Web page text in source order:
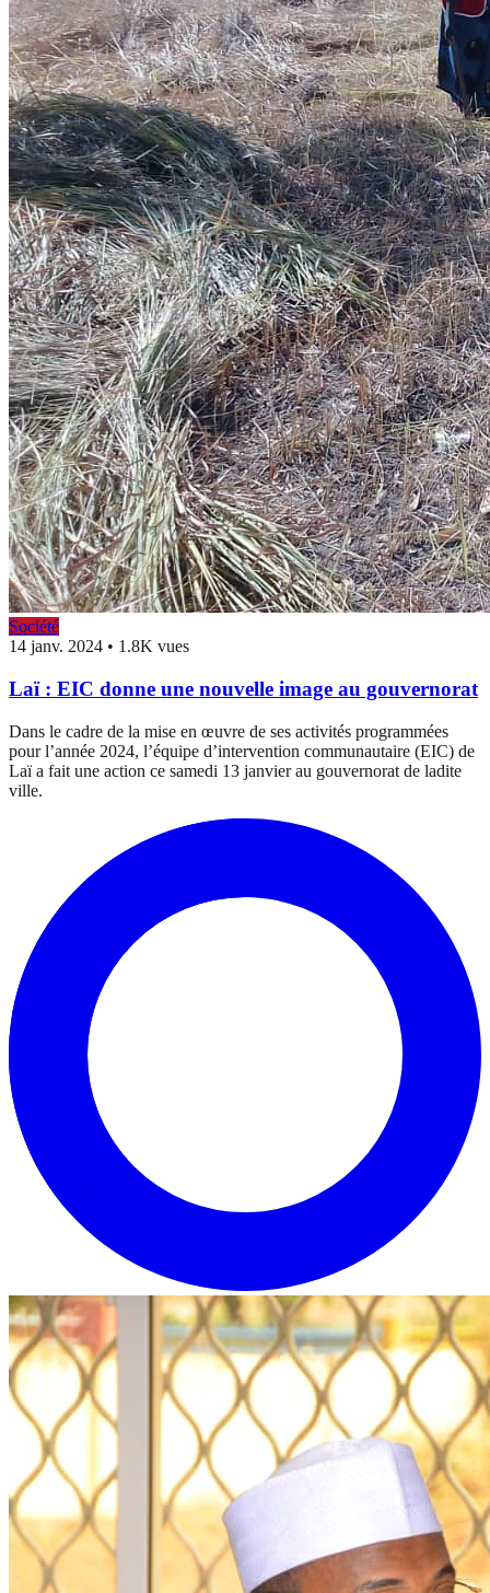
Société
14 janv. 2024 • 1.8K vues
Laï : EIC donne une nouvelle image au gouvernorat
Dans le cadre de la mise en œuvre de ses activités programmées
pour l’année 2024, l’équipe d’intervention communautaire (EIC) de
Laï a fait une action ce samedi 13 janvier au gouvernorat de ladite
ville.